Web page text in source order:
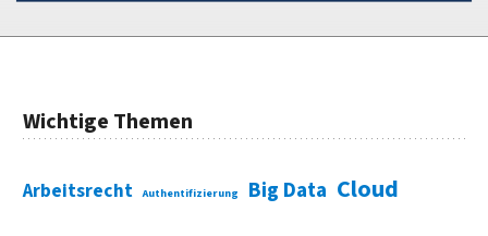
Wichtige Themen
Arbeitsrecht Authentifizierung Big Data Cloud